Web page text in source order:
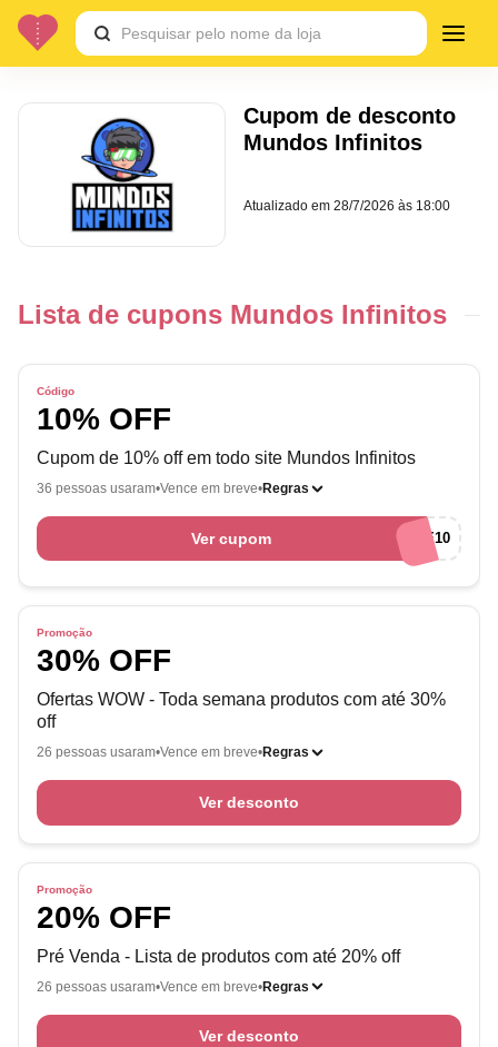
Cupom de desconto
Mundos Infinitos
Atualizado em28/7/2026 às 18:00
Lista de cupons Mundos Infinitos
Código
10% OFF
Cupom de 10% off em todo site Mundos Infinitos
36 pessoas usaram Vence em breve Regras
Ver cupom EMBARQUE10
Promoção
30% OFF
Ofertas WOW - Toda semana produtos com até 30%
off
26 pessoas usaram Vence em breve Regras
Ver desconto
Promoção
20% OFF
Pré Venda - Lista de produtos com até 20% off
26 pessoas usaram Vence em breve Regras
Ver desconto